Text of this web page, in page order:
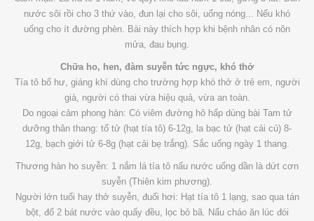
nước sôi rồi cho 3 thứ vào, đun lại cho sôi, uống nóng... Nếu khó
uống cho ít đường phèn. Bài này thích hợp khi bệnh nhân có nôn
mửa, đau bụng.
Chữa ho, hen, đàm suyễn tức ngực, khó thở
Tía tô bổ hư, giáng khí dùng cho trường hợp khó thở ở trẻ em, người
già, người có thai vừa hiệu quả, vừa an toàn.
Do ngoại cảm phong hàn: Có viêm đường hô hấp dùng bài Tam tử
dưỡng thân thang: tổ tử (hạt tía tô) 6-12g, la bạc tử (hạt cải củ) 8-
12g, bạch giới tử 6-8g (hạt cải bẹ trắng). Sắc uống ngày 1 thang.
Thương hàn ho suyễn: 1 nắm lá tía tô nấu nước uống dần là dứt cơn
suyễn (Thiên kim phương).
Người lớn tuổi hay thở suyễn, đuối hơi: Hạt tía tô 1 lạng, sao qua tán
bột, đổ 2 bát nước vào quấy đều, lọc bỏ bã. Nấu cháo ăn lúc đói